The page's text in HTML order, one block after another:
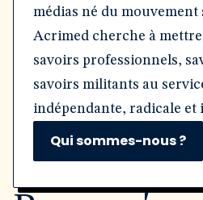
médias né du mouvement
Acrimed cherche à
savoirs professionnels,
savoirs militants au
indépendante, radicale et
Qui sommes-nous ?